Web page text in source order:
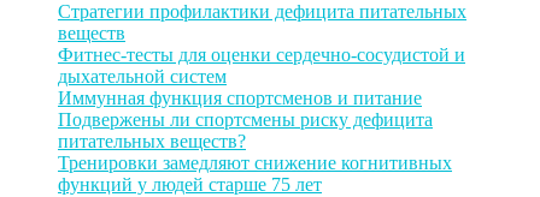
Стратегии профилактики дефицита питательных
веществ
Фитнес-тесты для оценки сердечно-сосудистой и
дыхательной систем
Иммунная функция спортсменов и питание
Подвержены ли спортсмены риску дефицита
питательных веществ?
Тренировки замедляют снижение когнитивных
функций у людей старше 75 лет